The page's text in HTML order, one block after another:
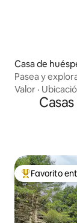
Casa de
Pasea y
Nueva
Valor ·
De los
Favorito